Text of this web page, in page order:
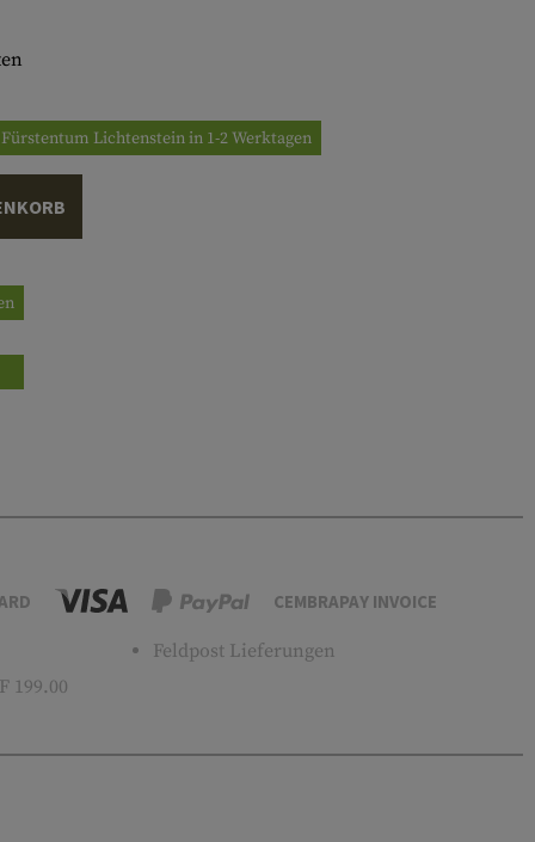
Lichtenstein in 1-2 Werktagen
CEMBRAPAY INVOICE
199.00
Feldpost Lieferungen